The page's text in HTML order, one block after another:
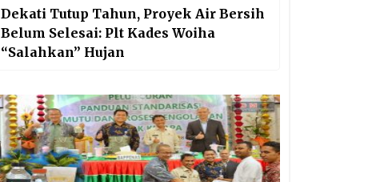
Dekati Tutup Tahun, Proyek Air Bersih
Belum Selesai: Plt Kades Woiha
“Salahkan” Hujan